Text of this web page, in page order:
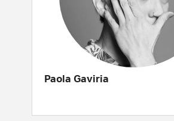
Paola Gaviria